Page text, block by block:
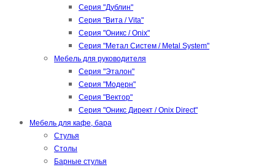
Серия "Дублин"
Серия "Вита / Vita"
Серия "Оникс / Onix"
Серия "Метал Систем / Metal System"
Мебель для руководителя
Серия "Эталон"
Серия "Модерн"
Серия "Вектор"
Серия "Оникс Директ / Onix Direct"
Мебель для кафе, бара
Стулья
Столы
Барные стулья